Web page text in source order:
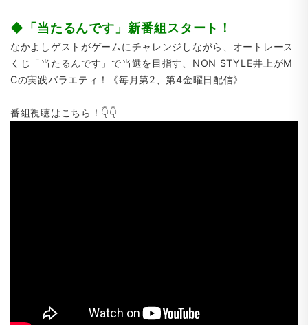
◆「当たるんです」新番組スタート！
なかよしゲストがゲームにチャレンジしながら、オートレース
くじ「当たるんです」で当選を目指す、NON STYLE井上がM
Cの実践バラエティ！《毎月第2、第4金曜日配信》
番組視聴はこちら！👇👇